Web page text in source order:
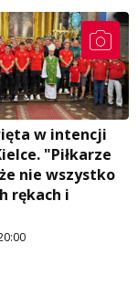
w intencji
"Piłkarze
nie wszystko
rękach i